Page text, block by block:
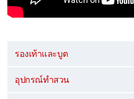
รองเท้าและบูต
อุปกรณ์ทำสวน